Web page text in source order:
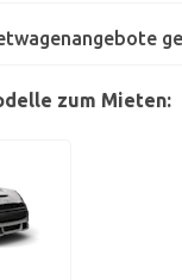
zum Mieten: